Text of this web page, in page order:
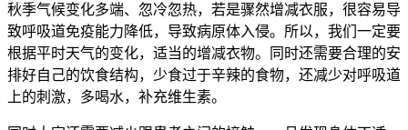
秋季气候变化多端、忽冷忽热，若是骤然增减衣服，很容易导
致呼吸道免疫能力降低，导致病原体入侵。所以，我们一定要
根据平时天气的变化，适当的增减衣物。同时还需要合理的安
排好自己的饮食结构，少食过于辛辣的食物，还减少对呼吸道
上的刺激，多喝水，补充维生素。